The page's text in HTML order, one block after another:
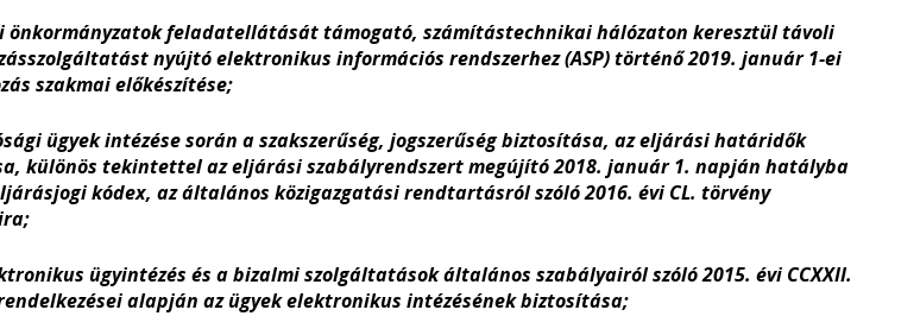
önkormányzatok feladatellátását támogató, számítástechnikai hálózaton keresztül távoli
nyújtó elektronikus információs rendszerhez (ASP) történő 2019. január 1-ei
szakmai előkészítése;
ügyek intézése során a szakszerűség, jogszerűség biztosítása, az eljárási határidők
különös tekintettel az eljárási szabályrendszert megújító 2018. január 1. napján hatályba
kódex, az általános közigazgatási rendtartásról szóló 2016. évi CL. törvény
ügyintézés és a bizalmi szolgáltatások általános szabályairól szóló 2015. évi CCXXII.
alapján az ügyek elektronikus intézésének biztosítása;